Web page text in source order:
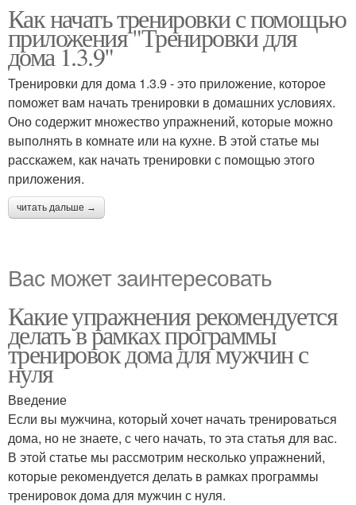
Как начать тренировки с помощью
приложения "Тренировки для
дома 1.3.9"
Тренировки для дома 1.3.9 - это приложение, которое
поможет вам начать тренировки в домашних условиях.
Оно содержит множество упражнений, которые можно
выполнять в комнате или на кухне. В этой статье мы
расскажем, как начать тренировки с помощью этого
приложения.
читать дальше →
Вас может заинтересовать
Какие упражнения рекомендуется
делать в рамках программы
тренировок дома для мужчин с
нуля
Введение
Если вы мужчина, который хочет начать тренироваться
дома, но не знаете, с чего начать, то эта статья для вас.
В этой статье мы рассмотрим несколько упражнений,
которые рекомендуется делать в рамках программы
тренировок дома для мужчин с нуля.